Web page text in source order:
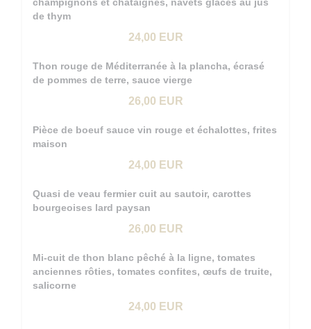
de thym
24,00 EUR
Thon rouge de Méditerranée à la plancha, écrasé
de pommes de terre, sauce vierge
26,00 EUR
Pièce de boeuf sauce vin rouge et échalottes, frites
maison
24,00 EUR
Quasi de veau fermier cuit au sautoir, carottes
bourgeoises lard paysan
26,00 EUR
Mi-cuit de thon blanc pêché à la ligne, tomates
anciennes rôties, tomates confites, œufs de truite,
salicorne
24,00 EUR